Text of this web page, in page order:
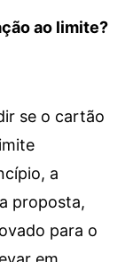
ao limite?
se o cartão
a
proposta,
para o